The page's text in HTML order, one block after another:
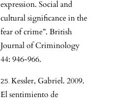
expression. Social and
cultural significance in the
fear of crime”. British
Journal of Criminology
44: 946-966.
Kessler, Gabriel. 2009.
El sentimiento de